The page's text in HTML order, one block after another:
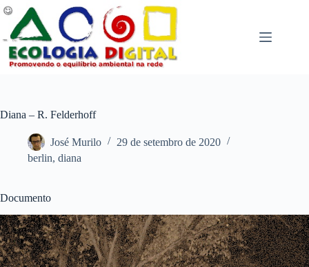
Pular
para
conteúdo
Diana – R. Felderhoff
José Murilo
29 de setembro de 2020
berlin, diana
Documento